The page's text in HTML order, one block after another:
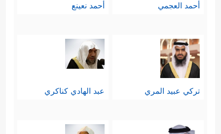
أحمد العجمي أحمد نعينع
تركي عبيد المري عبد الهادي كناكري